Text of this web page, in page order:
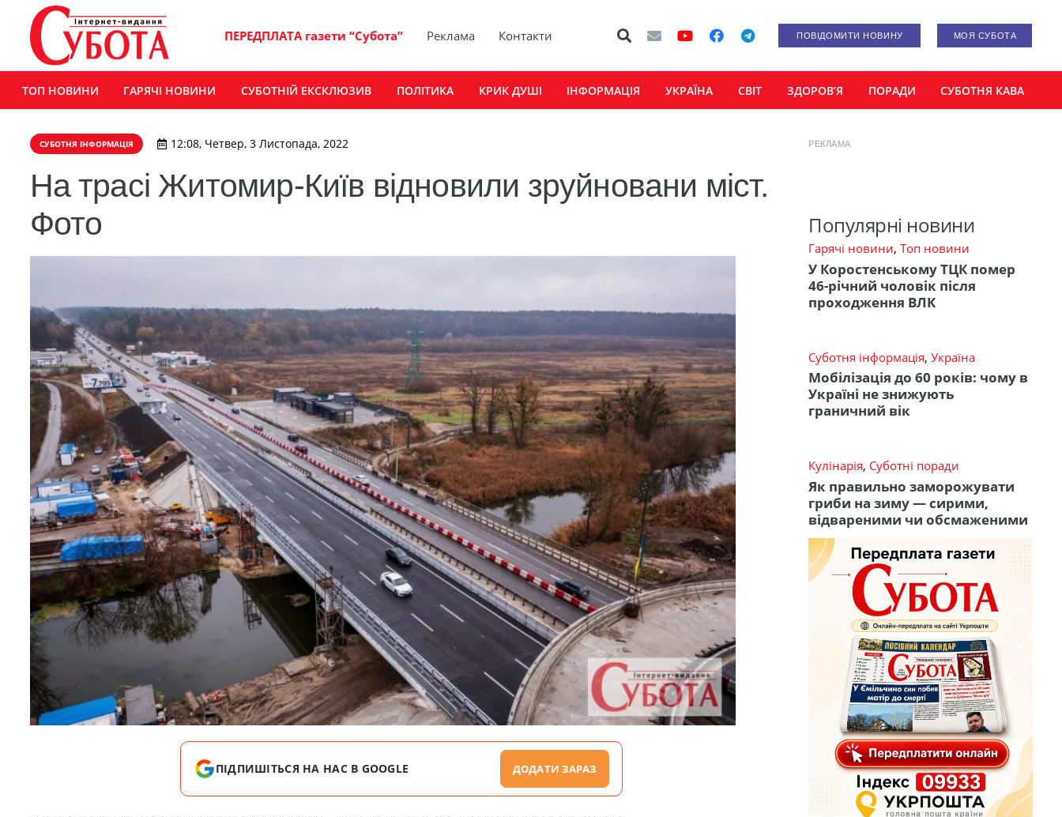
ПЕРЕДПЛАТА газети “Субота” Реклама Контакти ПОВІДОМИТИ НОВИНУ МОЯ СУБОТА
ТОП НОВИНИ ГАРЯЧІ НОВИНИ СУБОТНІЙ ЕКСКЛЮЗИВ ПОЛІТИКА КРИК ДУШІ ІНФОРМАЦІЯ УКРАЇНА СВІТ ЗДОРОВ’Я ПОРАДИ СУБОТНЯ КАВА
СУБОТНЯ ІНФОРМАЦІЯ 12:08, Четвер, 3 Листопада, 2022
На трасі Житомир-Київ відновили зруйновани міст.
Фото
ПІДПИШІТЬСЯ НА НАС В GOOGLE ДОДАТИ ЗАРАЗ
РЕКЛАМА
Популярні новини
Гарячі новини, Топ новини
У Коростенському ТЦК помер
46-річний чоловік після
проходження ВЛК
Суботня інформація, Україна
Мобілізація до 60 років: чому в
Україні не знижують
граничний вік
Кулінарія, Суботні поради
Як правильно заморожувати
гриби на зиму — сирими,
відвареними чи обсмаженими